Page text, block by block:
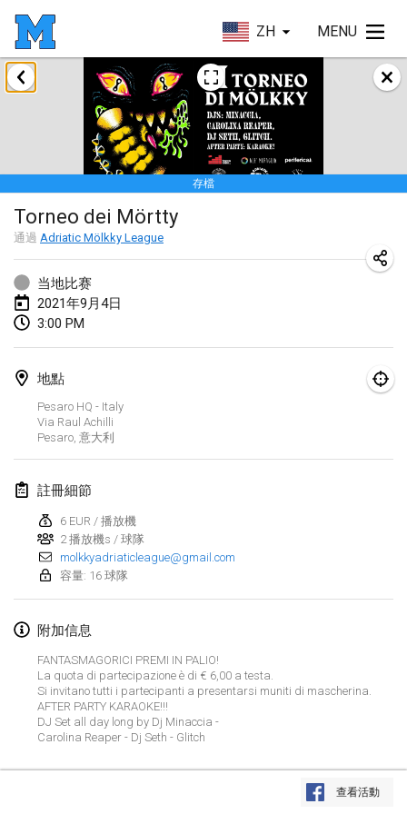
ZH MENU
显示列表
存檔
Torneo dei Mörtty
通過 Adriatic Mölkky League
当地比赛
2021年9月4日
3:00 PM
地點
Pesaro HQ - Italy
Via Raul Achilli
Pesaro, 意大利
註冊細節
6 EUR / 播放機
2 播放機s / 球隊
molkkyadriaticleague@gmail.com
容量: 16 球隊
附加信息
FANTASMAGORICI PREMI IN PALIO!
La quota di partecipazione è di € 6,00 a testa.
Si invitano tutti i partecipanti a presentarsi muniti di mascherina.
AFTER PARTY KARAOKE!!!
DJ Set all day long by Dj Minaccia -
Carolina Reaper - Dj Seth - Glitch
查看活動
2021年2月
SM HalliMölkky - Finnish Championship
2021年2月13日|芬蘭
Tournoi d'adresse "couvre feu"
2021年2月19日|法國
Australian Finska Championship
2021年2月20日
2021年3月
Grand Prix de la Sarthe
2021年3月6日
取消
Open de Boulay Triplette
Tournoi du printemps confiné
2021年4月9日|法國
2021年4月10日
Halové MČR Trojnásobný - Czech Indoor Triple
2021年4月10日|捷克共和國
取消
Doublette du Molkkamis